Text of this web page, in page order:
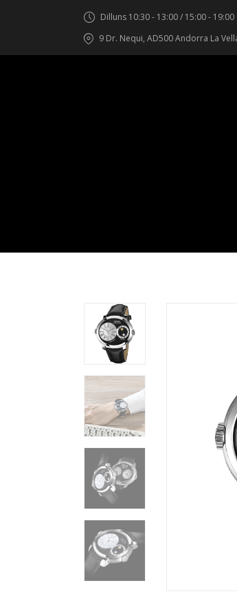
Dilluns 10:30 - 13:00 / 15:00 - 19:00
9 Dr. Nequi, AD500 Andorra La